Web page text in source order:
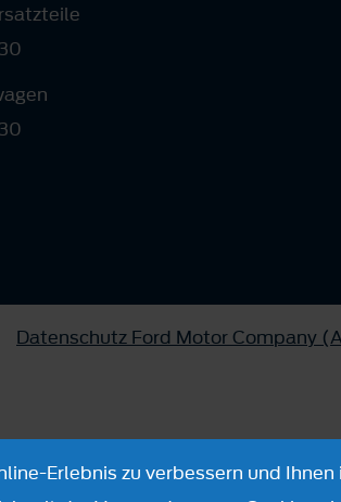
Datenschutz Ford Motor Company
Erlebnis zu verbessern und